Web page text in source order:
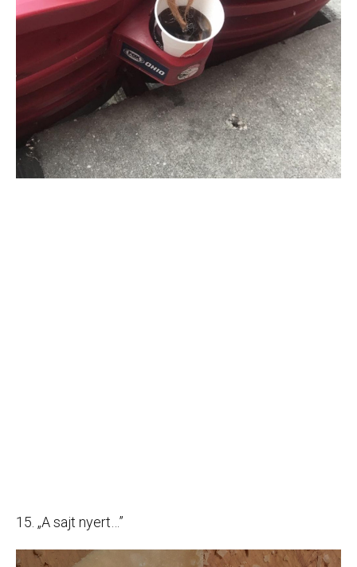
15. „A sajt nyert…”